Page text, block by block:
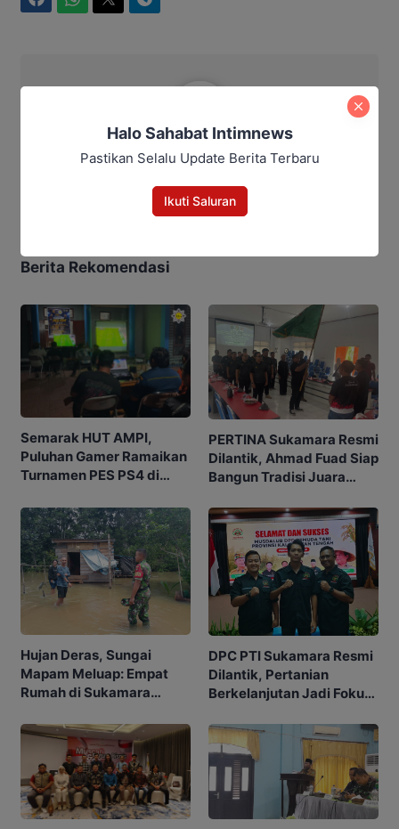
Intim News
Berita Rekomendasi
Semarak HUT AMPI,
Puluhan Gamer Ramaikan
Turnamen PES PS4 di
PERTINA Sukamara Resmi
Dilantik, Ahmad Fuad Siap
Bangun Tradisi Juara
Hujan Deras, Sungai
Mapam Meluap: Empat
Rumah di Sukamara
DPC PTI Sukamara Resmi
Dilantik, Pertanian
Berkelanjutan Jadi Fokus
Halo Sahabat Intimnews
Pastikan Selalu Update Berita Terbaru
Ikuti Saluran